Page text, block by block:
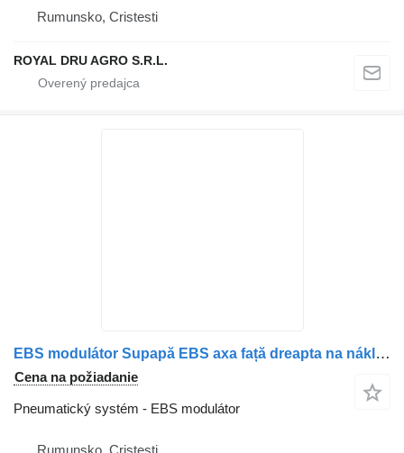
Rumunsko, Cristesti
ROYAL DRU AGRO S.R.L.
EBS modulátor Supapă EBS axa față dreapta na nákladného auta Scania 1442935 1754939 1773676 1857012 1879275 24
Cena na požiadanie
Pneumatický systém - EBS modulátor